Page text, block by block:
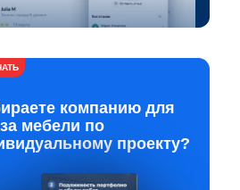
компанию для
мебели по
проекту?